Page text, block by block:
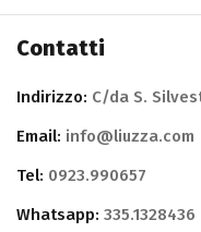
Contatti
Indirizzo: C/da S.
Email: info@liuzza.com
Tel: 0923.990657
Whatsapp: 335.1328436